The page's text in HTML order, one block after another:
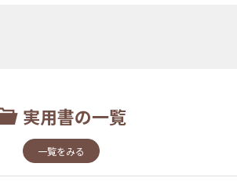
実用書の一覧
一覧をみる